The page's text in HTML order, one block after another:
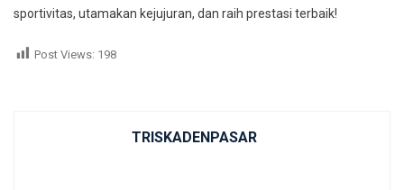
sportivitas, utamakan kejujuran, dan raih prestasi terbaik!
Post Views: 198
TRISKADENPASAR